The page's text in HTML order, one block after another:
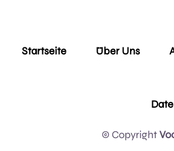
Startseite Über Uns
© Copyright